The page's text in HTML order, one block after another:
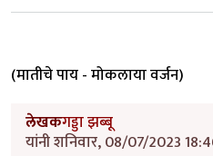
(मातीचे पाय - मोकलाया वर्जन)
लेखकगड्डा झब्बू
यांनी शनिवार, 08/07/2023